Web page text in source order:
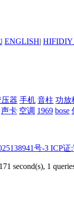
| ENGLISH|
器 手机 音柱 功放
声卡 空调 1969 bose
号-3 ICP
second(s), 1